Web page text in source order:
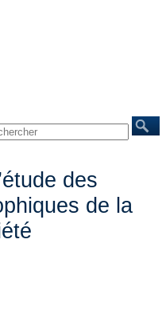
des
de la